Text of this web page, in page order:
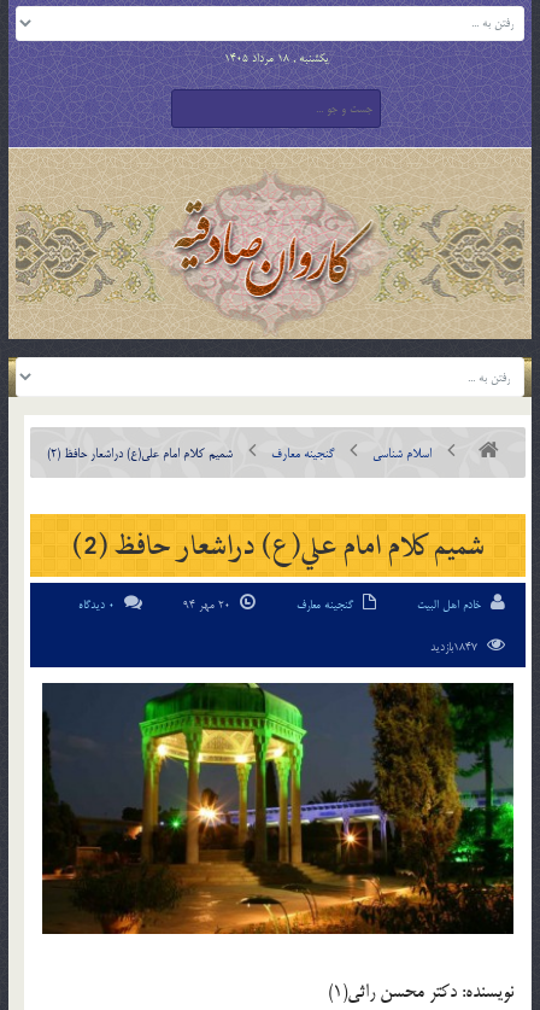
یکشنبه , 18 مرداد 1405
اسلام شناسی گنجینه معارف شميم کلام امام علي(ع) دراشعار حافظ (2)
شميم کلام امام علي(ع) دراشعار حافظ (2)
خادم اهل البیت گنجینه معارف 0 دیدگاه
نويسنده: دکتر محسن راثي(1)